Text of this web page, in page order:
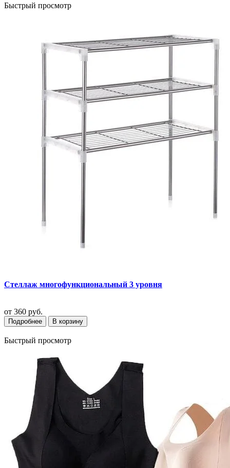
Быстрый просмотр
Стеллаж многофункциональный 3 уровня
от 360 руб.
Подробнее В корзину
Быстрый просмотр